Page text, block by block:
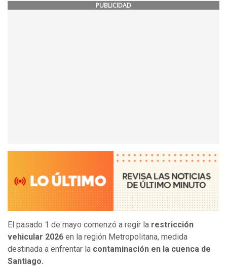
PUBLICIDAD
El pasado 1 de mayo comenzó a regir la restricción
vehicular 2026 en la región Metropolitana, medida
destinada a enfrentar la contaminación en la cuenca de
Santiago.